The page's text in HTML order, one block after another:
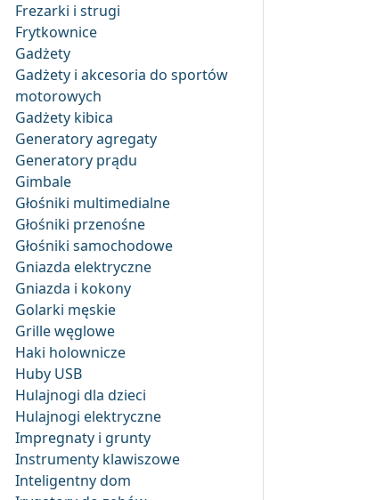
Frezarki i strugi
Frytkownice
Gadżety
Gadżety i akcesoria do sportów
motorowych
Gadżety kibica
Generatory agregaty
Generatory prądu
Gimbale
Głośniki multimedialne
Głośniki przenośne
Głośniki samochodowe
Gniazda elektryczne
Gniazda i kokony
Golarki męskie
Grille węglowe
Haki holownicze
Huby USB
Hulajnogi dla dzieci
Hulajnogi elektryczne
Impregnaty i grunty
Instrumenty klawiszowe
Inteligentny dom